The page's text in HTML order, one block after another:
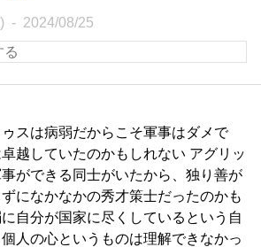
2024/08/25
スは病弱だからこそ軍事はダメで
越していたのかもしれない アグリッ
ができる同士がいたから、独り善が
になかなかの秀才策士だったのかも
自分が国家に尽くしているという自
人の心というものは理解できなかっ